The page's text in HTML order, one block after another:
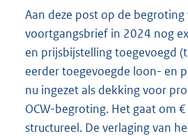
Aan deze post op de begroting
voortgangsbrief in 2024 nog
en prijsbijstelling toegevoegd
eerder toegevoegde loon- en
nu ingezet als dekking voor
OCW-begroting. Het gaat om
structureel. De verlaging van